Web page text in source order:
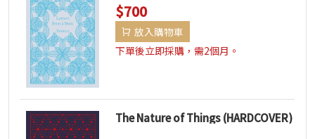
$700
放入購物車
下單後立即採購，需2個月。
The Nature of Things (HARDCOVER)